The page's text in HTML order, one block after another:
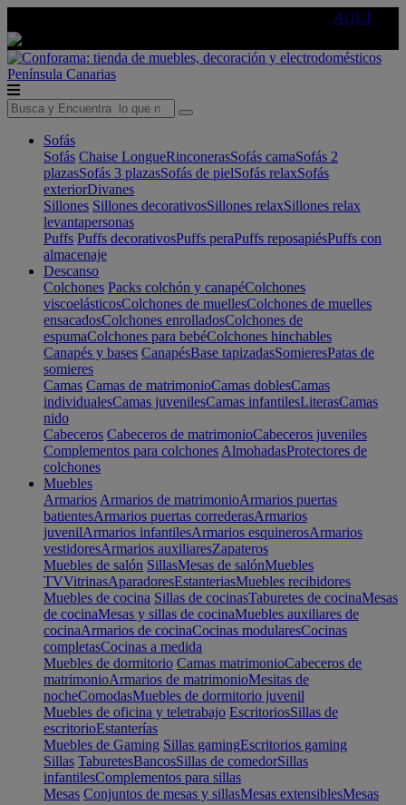
AQUÍ
Península Canarias
Sofás
Sofás Chaise LongueRinconerasSofás camaSofás 2
plazasSofás 3 plazasSofás de pielSofás relaxSofás
exteriorDivanes
Sillones Sillones decorativosSillones relaxSillones relax
levantapersonas
Puffs Puffs decorativosPuffs peraPuffs reposapiésPuffs con
almacenaje
Descanso
Colchones Packs colchón y canapéColchones
viscoelásticosColchones de muellesColchones de muelles
ensacadosColchones enrolladosColchones de
espumaColchones para bebéColchones hinchables
Canapés y bases CanapésBase tapizadasSomieresPatas de
somieres
Camas Camas de matrimonioCamas doblesCamas
individualesCamas juvenilesCamas infantilesLiterasCamas
nido
Cabeceros Cabeceros de matrimonioCabeceros juveniles
Complementos para colchones AlmohadasProtectores de
colchones
Muebles
Armarios Armarios de matrimonioArmarios puertas
batientesArmarios puertas correderasArmarios
juvenilArmarios infantilesArmarios esquinerosArmarios
vestidoresArmarios auxiliaresZapateros
Muebles de salón SillasMesas de salónMuebles
TVVitrinasAparadoresEstanteriasMuebles recibidores
Muebles de cocina Sillas de cocinasTaburetes de cocinaMesas
de cocinaMesas y sillas de cocinaMuebles auxiliares de
cocinaArmarios de cocinaCocinas modularesCocinas
completasCocinas a medida
Muebles de dormitorio Camas matrimonioCabeceros de
matrimonioArmarios de matrimonioMesitas de
nocheComodasMuebles de dormitorio juvenil
Muebles de oficina y teletrabajo EscritoriosSillas de
escritorioEstanterías
Muebles de Gaming Sillas gamingEscritorios gaming
Sillas TaburetesBancosSillas de comedorSillas
infantilesComplementos para sillas
Mesas Conjuntos de mesas y sillasMesas extensiblesMesas